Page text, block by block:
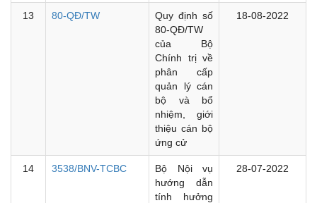
13 80-QĐ/TW
Quy định số
80-QĐ/TW
của Bộ
Chính trị về
phân cấp
quản lý cán
bộ và bổ
nhiệm, giới
thiệu cán bộ
ứng cử
18-08-2022
14 3538/BNV-TCBC
Bộ Nội vụ
hướng dẫn
tính hưởng
28-07-2022